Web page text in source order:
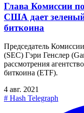
Глава Комиссии
США дает
биткоина
Председатель
(SEC) Гэри Генслер
рассмотрения
биткоина (ETF).
4 авг. 2021
# Hash Telegraph